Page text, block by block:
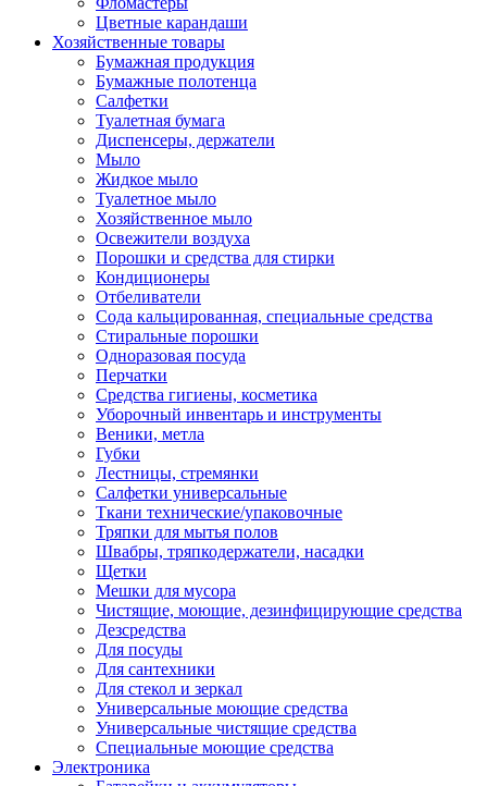
Цветные карандаши
Хозяйственные товары
Бумажная продукция
Бумажные полотенца
Салфетки
Туалетная бумага
Диспенсеры, держатели
Мыло
Жидкое мыло
Туалетное мыло
Хозяйственное мыло
Освежители воздуха
Порошки и средства для стирки
Кондиционеры
Отбеливатели
Сода кальцированная, специальные средства
Стиральные порошки
Одноразовая посуда
Перчатки
Средства гигиены, косметика
Уборочный инвентарь и инструменты
Веники, метла
Губки
Лестницы, стремянки
Салфетки универсальные
Ткани технические/упаковочные
Тряпки для мытья полов
Швабры, тряпкодержатели, насадки
Щетки
Мешки для мусора
Чистящие, моющие, дезинфицирующие средства
Дезсредства
Для посуды
Для сантехники
Для стекол и зеркал
Универсальные моющие средства
Универсальные чистящие средства
Специальные моющие средства
Электроника